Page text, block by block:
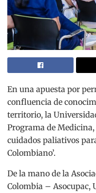
En una apuesta por
confluencia de
territorio, la
Programa de
cuidados paliativos
Colombiano’.
De la mano de la
Colombia – Asocupac,